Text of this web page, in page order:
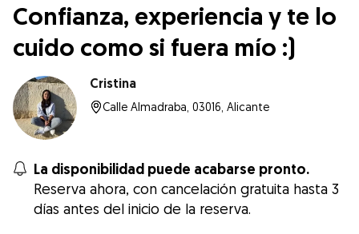
Confianza, experiencia y te lo
cuido como si fuera mío :)
Cristina
Calle Almadraba, 03016, Alicante
La disponibilidad puede acabarse pronto.
Reserva ahora, con cancelación gratuita hasta 3
días antes del inicio de la reserva.